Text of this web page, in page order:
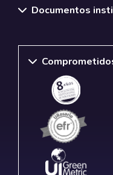
Documentos